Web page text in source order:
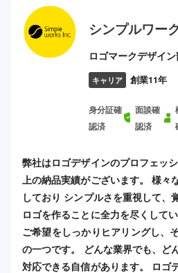
シンプルワー
ロゴマークデザイ
キャリア 創業11年
身分証確
認済
面談確
認済
弊社はロゴデザインのプロフェッ
上の納品実績がございます。 様々
しており シンプルさを重視して、
ロゴを作ることに全力を尽くして
ご希望をしっかりヒアリングし、
の一つです。 どんな業界でも、ど
対応できる自信があります。 ロゴ